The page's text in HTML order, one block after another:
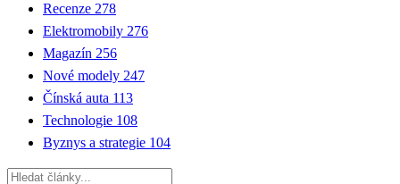
Recenze 278
Elektromobily 276
Magazín 256
Nové modely 247
Čínská auta 113
Technologie 108
Byznys a strategie 104
Hledat: